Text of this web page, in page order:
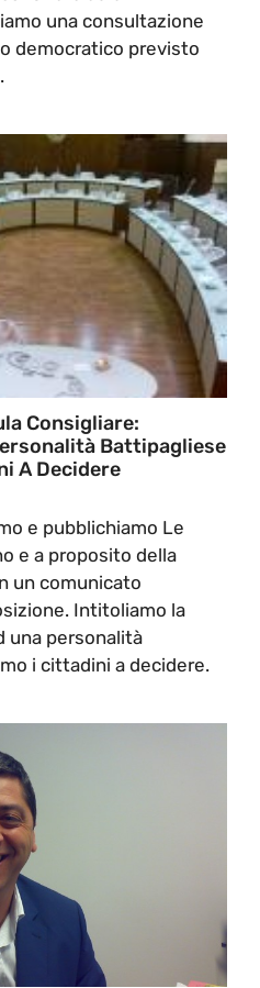
una consultazione
democratico previsto
Consigliare:
Battipagliese
A Decidere
e pubblichiamo Le
e a proposito della
un comunicato
Intitoliamo la
una personalità
i cittadini a decidere.